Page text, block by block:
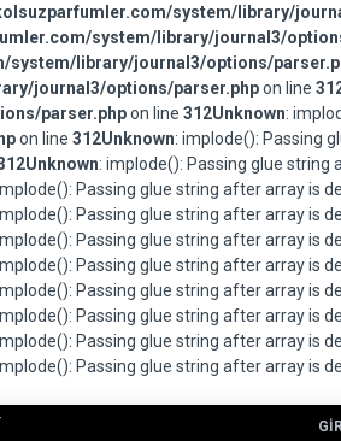
system/library/
system/library/journal3/
system/library/journal3/options/
journal3/options/parser.phpon line
parser.phpon line 312Unknown:
on line 312Unknown: implode(): Passing
Unknown: implode(): Passing glue
Passing glue string after array is
Passing glue string after array is
Passing glue string after array is
Passing glue string after array is
Passing glue string after array is
Passing glue string after array is
Passing glue string after array is
Passing glue string after array is